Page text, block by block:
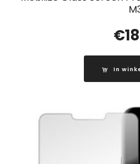
€
In